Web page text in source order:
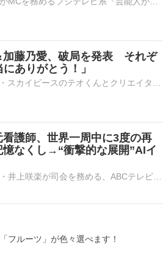
加藤乃愛、破局を発表 それぞ
ありがとう！」
看護師、世界一周中に3度の再
なくし→“衝撃的な展開”AIイ
フルーツ」が色々選べます！